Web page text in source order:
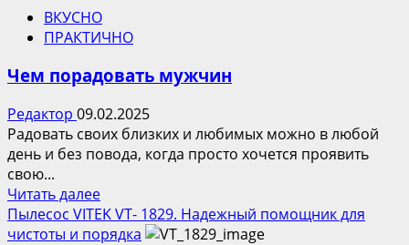
Весенние
сюрпризы
ваших
девчонок
ВКУСНО
ПРАКТИЧНО
Чем порадовать мужчин
Редактор 09.02.2025
Радовать своих близких и любимых можно в любой
день и без повода, когда просто хочется проявить
свою...
Читать далееПрочитать
больше
о
Пылесос VITEK VT- 1829. Надежный помощник для
чистоты и порядка